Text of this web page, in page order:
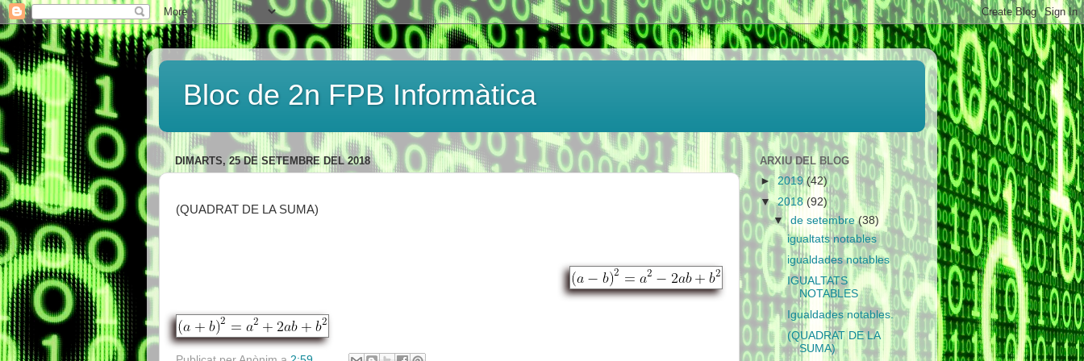
Bloc de 2n FPB Informàtica
DIMARTS, 25 DE SETEMBRE DEL 2018
(QUADRAT DE LA SUMA)
ARXIU DEL BLOG
► 2019(42)
▼2018(92)
▼de setembre(38)
igualtats notables
igualdades notables
IGUALTATS
NOTABLES
Igualdades notables.
(QUADRAT DE LA
SUMA)